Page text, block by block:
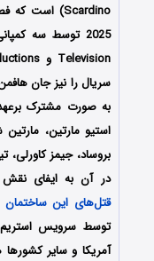
سریال را نیز جان
به صورت مشترک
استیو مارتین، مارتین
بروساد، جیمز
در آن به ایفای
قتل‌های این ساختمان
آمریکا و سایر